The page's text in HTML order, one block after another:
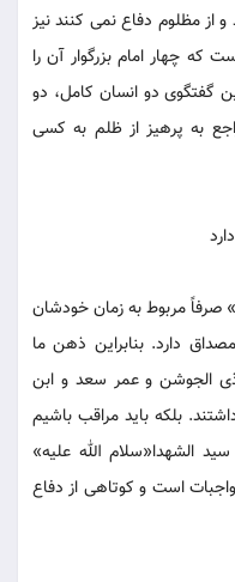
از مظلوم دفاع نمی کنند نیز
که چهار امام بزرگوار آن را
گفتگوی دو انسان کامل، دو
به پرهیز از ظلم به کسی
صرفاً مربوط به زمان خودشان
دارد. بنابراین ذهن ما
الجوشن و عمر سعد و ابن
بلکه باید مراقب باشیم
الله علیه»
است و کوتاهی از دفاع